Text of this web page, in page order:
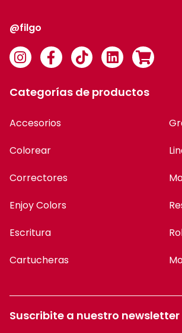
@filgo
Categorías de productos
Accesorios
Colorear
Correctores
Enjoy Colors
Escritura
Cartucheras
Suscribite a nuestro newsletter